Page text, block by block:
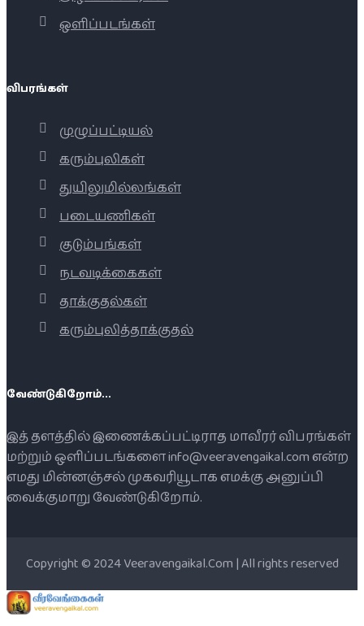
ஒளிப்படங்கள்
விபரங்கள்
முழுப்பட்டியல்
கரும்புலிகள்
துயிலுமில்லங்கள்
படையணிகள்
குடும்பங்கள்
நடவடிக்கைகள்
தாக்குதல்கள்
கரும்புலித்தாக்குதல்
வேண்டுகிறோம்...
இத் தளத்தில் இணைக்கப்பட்டிராத மாவீரர் விபரங்கள்
மற்றும் ஒளிப்படங்களை info@veeravengaikal.com என்ற
எமது மின்னஞ்சல் முகவரியூடாக எமக்கு அனுப்பி
வைக்குமாறு வேண்டுகிறோம்.
Copyright © 2024 Veeravengaikal.Com | All rights reserved